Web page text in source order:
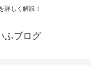
詳しく解説！
ふブログ